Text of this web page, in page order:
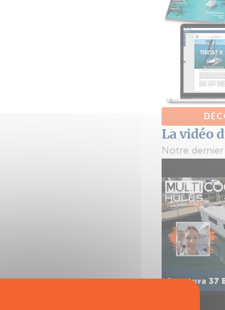
La vidéo
Notre dernier